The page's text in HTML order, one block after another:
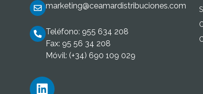
marketing@ceamardistribuciones.com
Teléfono: 955 634 208
Fax: 95 56 34 208
Móvil: (+34) 690 109 029